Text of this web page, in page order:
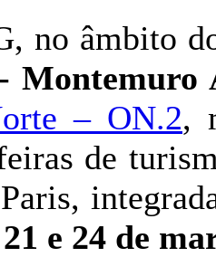
no âmbito
Montemuro
– ON.2,
de
21 e 24 de